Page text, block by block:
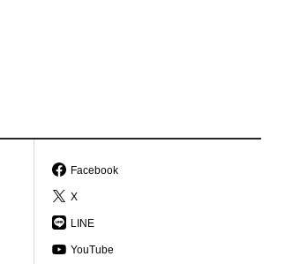
Facebook
X
LINE
YouTube